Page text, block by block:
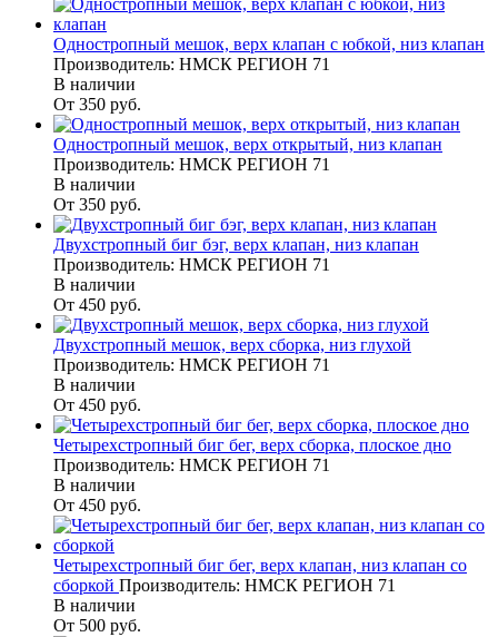
Одностропный мешок, верх клапан с юбкой, низ клапан
Производитель: НМСК РЕГИОН 71
В наличии
От 350 руб.
Одностропный мешок, верх открытый, низ клапан
Производитель: НМСК РЕГИОН 71
В наличии
От 350 руб.
Двухстропный биг бэг, верх клапан, низ клапан
Производитель: НМСК РЕГИОН 71
В наличии
От 450 руб.
Двухстропный мешок, верх сборка, низ глухой
Производитель: НМСК РЕГИОН 71
В наличии
От 450 руб.
Четырехстропный биг бег, верх сборка, плоское дно
Производитель: НМСК РЕГИОН 71
В наличии
От 450 руб.
Четырехстропный биг бег, верх клапан, низ клапан со
сборкой Производитель: НМСК РЕГИОН 71
В наличии
От 500 руб.